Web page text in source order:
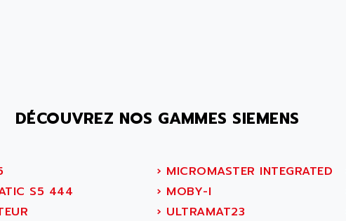
DÉCOUVREZ NOS GAMMES SIEMENS
› MICROMASTER INTEGRATED
S5 444 › MOBY-I
› ULTRAMAT23